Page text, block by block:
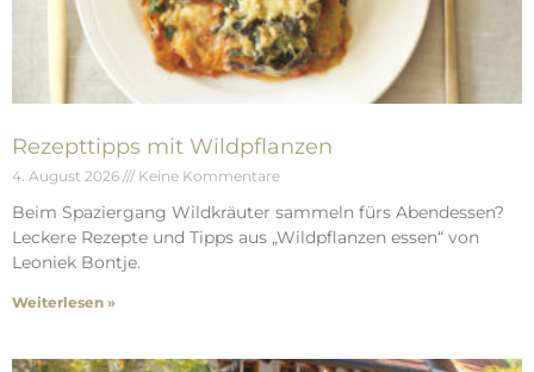
Rezepttipps mit Wildpflanzen
4. August 2026 Keine Kommentare
Beim Spaziergang Wildkräuter sammeln fürs Abendessen?
Leckere Rezepte und Tipps aus „Wildpflanzen essen“ von
Leoniek Bontje.
Weiterlesen »